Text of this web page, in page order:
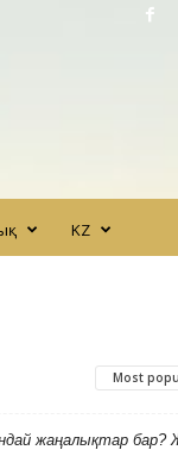
KZ
Most
жаңалықтар бар?